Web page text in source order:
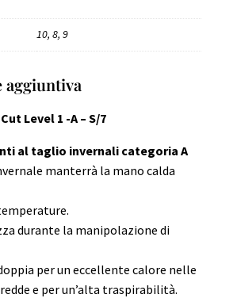
10, 8, 9
aggiuntiva
Level 1 -A – S/7
al taglio invernali categoria A
manterrà la mano calda
durante la manipolazione di
per un eccellente calore nelle
e per un’alta traspirabilità.